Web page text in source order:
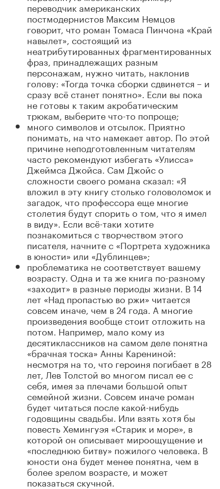
переводчик американских
постмодернистов Максим Немцов
говорит, что роман Томаса Пинчона «Край
навылет», состоящий из
неатрибутированных фрагментированных
фраз, принадлежащих разным
персонажам, нужно читать, наклонив
голову: «Тогда точка сборки сдвинется – и
сразу всё станет понятно». Если вы пока
не готовы к таким акробатическим
трюкам, выберите что-то попроще;
много символов и отсылок. Приятно
понимать, на что намекает автор. По этой
причине неподготовленным читателям
часто рекомендуют избегать «Улисса»
Джеймса Джойса. Сам Джойс о
сложности своего романа сказал: «Я
вложил в эту книгу столько головоломок и
загадок, что профессора еще многие
столетия будут спорить о том, что я имел
в виду». Если всё-таки хотите
познакомиться с творчеством этого
писателя, начните с «Портрета художника
в юности» или «Дублинцев»;
проблематика не соответствует вашему
возрасту. Одна и та же книга по-разному
«заходит» в разные периоды жизни. В 14
лет «Над пропастью во ржи» читается
совсем иначе, чем в 24 года. А многие
произведения вообще стоит отложить на
потом. Например, мало кому из
десятиклассников на самом деле понятна
«брачная тоска» Анны Карениной:
несмотря на то, что героиня погибает в 28
лет, Лев Толстой во многом писал ее с
себя, имея за плечами большой опыт
семейной жизни. Совсем иначе роман
будет читаться после какой-нибудь
годовщины свадьбы. Или взять хотя бы
повесть Хемингуэя «Старик и море», в
которой он описывает мироощущение и
«последнюю битву» пожилого человека. В
юности она будет менее понятна, чем в
более зрелом возрасте, и может
показаться скучной.